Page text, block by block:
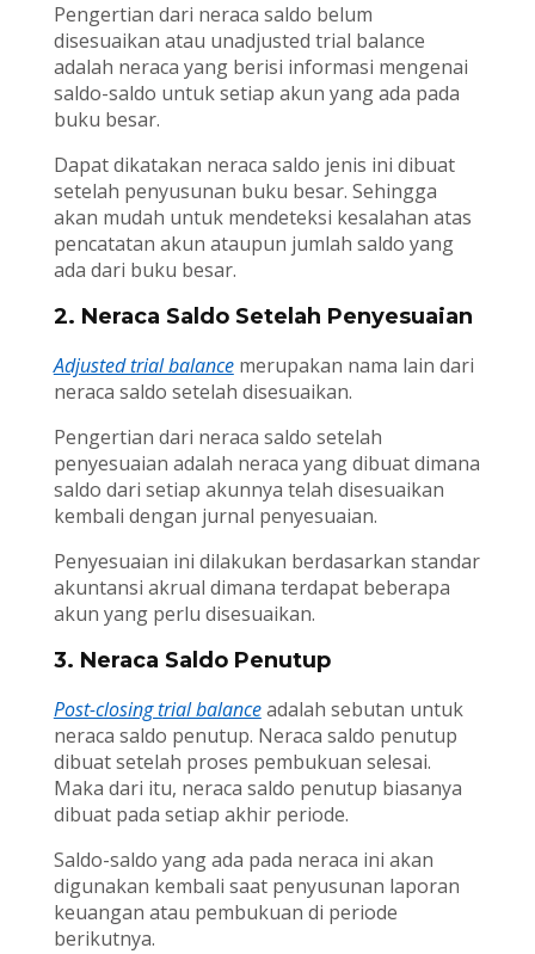
Pengertian dari neraca saldo belum
disesuaikan atau unadjusted trial balance
adalah neraca yang berisi informasi mengenai
saldo-saldo untuk setiap akun yang ada pada
buku besar.
Dapat dikatakan neraca saldo jenis ini dibuat
setelah penyusunan buku besar. Sehingga
akan mudah untuk mendeteksi kesalahan atas
pencatatan akun ataupun jumlah saldo yang
ada dari buku besar.
2. Neraca Saldo Setelah Penyesuaian
Adjusted trial balancemerupakan nama lain dari
neraca saldo setelah disesuaikan.
Pengertian dari neraca saldo setelah
penyesuaian adalah neraca yang dibuat dimana
saldo dari setiap akunnya telah disesuaikan
kembali dengan jurnal penyesuaian.
Penyesuaian ini dilakukan berdasarkan standar
akuntansi akrual dimana terdapat beberapa
akun yang perlu disesuaikan.
3. Neraca Saldo Penutup
Post-closing trial balanceadalah sebutan untuk
neraca saldo penutup. Neraca saldo penutup
dibuat setelah proses pembukuan selesai.
Maka dari itu, neraca saldo penutup biasanya
dibuat pada setiap akhir periode.
Saldo-saldo yang ada pada neraca ini akan
digunakan kembali saat penyusunan laporan
keuangan atau pembukuan di periode
berikutnya.